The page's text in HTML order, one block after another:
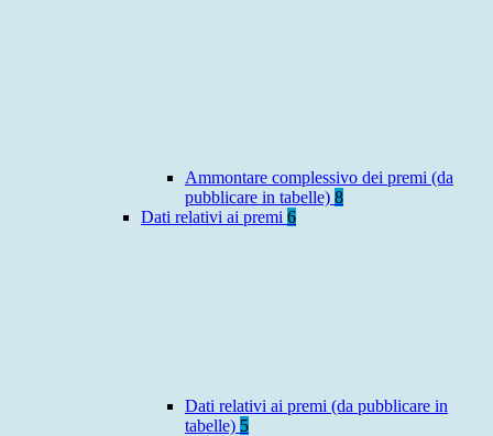
Ammontare complessivo dei premi (da
pubblicare in tabelle) 8
Dati relativi ai premi 6
Dati relativi ai premi (da pubblicare in
tabelle) 5